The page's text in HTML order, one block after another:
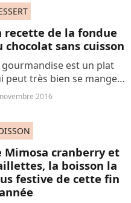
recette de la fondue
chocolat sans cuisson
gourmandise est un plat
peut très bien se manger
La preuve avec cette
2016
Mimosa cranberry et
la boisson la
festive de cette fin